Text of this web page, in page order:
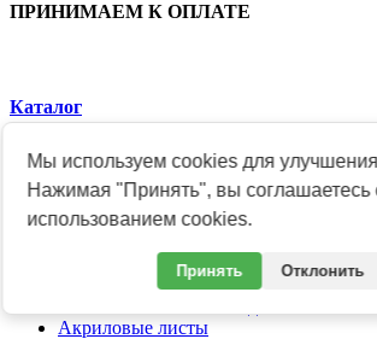
ПРИНИМАЕМ К ОПЛАТЕ
Каталог
Заказать медали и знаки
Продукция к юбилеям
Подарки и сувениры
Гербы и Флаги
Общественные награды
Академические знаки и медали
Акриловые листы
Мы используем cookies для
Нажимая "Принять", вы соглашаетесь
использованием cookies.
Принять Отклонить